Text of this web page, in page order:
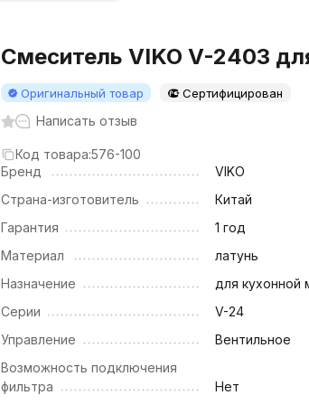
Смеситель VIKO V-2403
Оригинальный товар Сертифицирован
Написать отзыв
Код товара:576-100
Бренд
VIKO
Страна-изготовитель
Китай
Гарантия
1 год
Материал
латунь
Назначение
для кухонной
Серии
V-24
Управление
Вентильное
Возможность подключения
фильтра
Нет